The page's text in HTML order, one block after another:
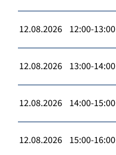
12.08.2026 12:00-13:00
12.08.2026 13:00-14:00
12.08.2026 14:00-15:00
12.08.2026 15:00-16:00